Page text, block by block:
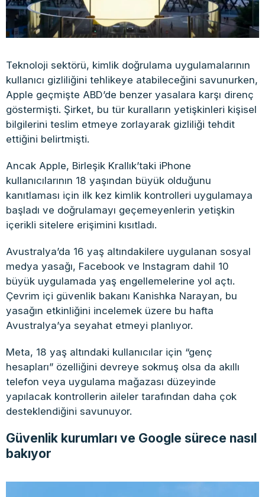
Teknoloji sektörü, kimlik doğrulama uygulamalarının
kullanıcı gizliliğini tehlikeye atabileceğini savunurken,
Apple geçmişte ABD’de benzer yasalara karşı direnç
göstermişti. Şirket, bu tür kuralların yetişkinleri kişisel
bilgilerini teslim etmeye zorlayarak gizliliği tehdit
ettiğini belirtmişti.
Ancak Apple, Birleşik Krallık’taki iPhone
kullanıcılarının 18 yaşından büyük olduğunu
kanıtlaması için ilk kez kimlik kontrolleri uygulamaya
başladı ve doğrulamayı geçemeyenlerin yetişkin
içerikli sitelere erişimini kısıtladı.
Avustralya’da 16 yaş altındakilere uygulanan sosyal
medya yasağı, Facebook ve Instagram dahil 10
büyük uygulamada yaş engellemelerine yol açtı.
Çevrim içi güvenlik bakanı Kanishka Narayan, bu
yasağın etkinliğini incelemek üzere bu hafta
Avustralya’ya seyahat etmeyi planlıyor.
Meta, 18 yaş altındaki kullanıcılar için “genç
hesapları” özelliğini devreye sokmuş olsa da akıllı
telefon veya uygulama mağazası düzeyinde
yapılacak kontrollerin aileler tarafından daha çok
desteklendiğini savunuyor.
Güvenlik kurumları ve Google sürece nasıl
bakıyor